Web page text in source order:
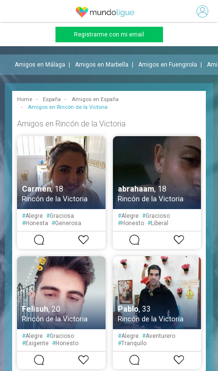
Registrarme con mi email
Amigos en Málaga Amigos en Marbella Amigos en Fuengirola
Amigos en Rincón de la Victoria
Home España
Amigos en España
Amigos en Rincón de la Victoria
Carmen, 18
Rincón de la Victoria
#Alegre #Graciosa
#Honesta #Generosa
#Extrovertida #Sensible
Tímida
abrahaam, 18
Rincón de la Victoria
#Alegre #Gracioso
#Honesto #Liberal
#Tolerante #Simpático
Educado
Felisuh, 20
Rincón de la Victoria
#Alegre #Gracioso
#Exigente #Honesto
#Posesivo #Espontáneo
Fiel
Pablo, 33
Rincón de la Victoria
#Alegre #Aventurero
#Tranquilo